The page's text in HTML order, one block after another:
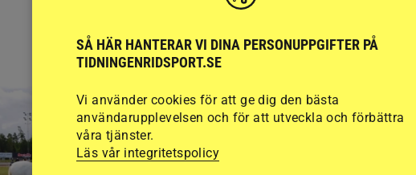
RIDSPORT
BLOGGAR
SÅ HÄR HANTERAR VI DINA PERSONUPPGIFTER PÅ
TIDNINGENRIDSPORT.SE
Vi använder cookies för att ge dig den bästa
användarupplevelsen och för att utveckla och förbättra
våra tjänster.
Läs vår integritetspolicy